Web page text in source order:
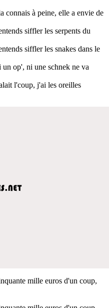
connais à peine, elle a envie de
siffler les serpents du
siffler les snakes dans le
op', ni une schnek ne va
l'coup, j'ai les oreilles
mille euros d'un coup,